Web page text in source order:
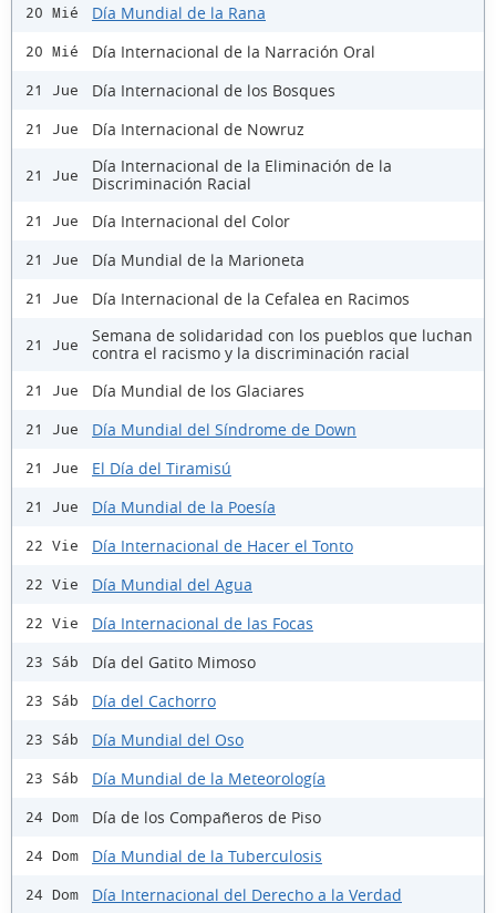
20 Mié Día Mundial de la Rana
20 Mié Día Internacional de la Narración Oral
21 Jue Día Internacional de los Bosques
21 Jue Día Internacional de Nowruz
21 Jue
Día Internacional de la Eliminación de la
Discriminación Racial
21 Jue Día Internacional del Color
21 Jue Día Mundial de la Marioneta
21 Jue Día Internacional de la Cefalea en Racimos
21 Jue
Semana de solidaridad con los pueblos que luchan
contra el racismo y la discriminación racial
21 Jue Día Mundial de los Glaciares
21 Jue Día Mundial del Síndrome de Down
21 Jue El Día del Tiramisú
21 Jue Día Mundial de la Poesía
22 Vie Día Internacional de Hacer el Tonto
22 Vie Día Mundial del Agua
22 Vie Día Internacional de las Focas
23 Sáb Día del Gatito Mimoso
23 Sáb Día del Cachorro
23 Sáb Día Mundial del Oso
23 Sáb Día Mundial de la Meteorología
24 Dom Día de los Compañeros de Piso
24 Dom Día Mundial de la Tuberculosis
24 Dom Día Internacional del Derecho a la Verdad